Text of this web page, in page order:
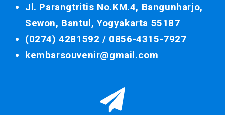
Jl. Parangtritis No.KM.4, Bangunharjo,
Sewon, Bantul, Yogyakarta 55187
(0274) 4281592 / 0856-4315-7927
kembarsouvenir@gmail.com